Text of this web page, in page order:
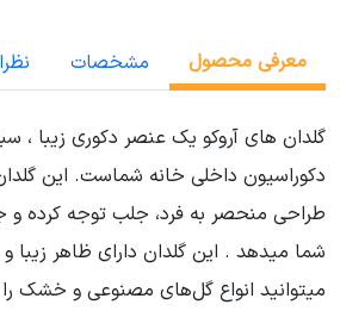
معرفی محصول مشخصات
گلدان های آروکو یک عنصر دکوری زیبا ،
دکوراسیون داخلی خانه شماست. این
طراحی منحصر به فرد، جلب توجه کرده
شما میدهد . این گلدان دارای ظاهر زیبا
میتوانید انواع گل‌های مصنوعی و خشک